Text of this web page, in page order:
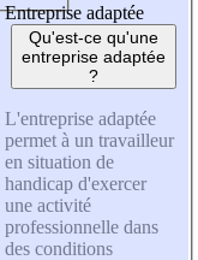
Entreprise adaptée
Qu'est-ce qu'une
entreprise adaptée
?
L'entreprise adaptée
permet à un travailleur
en situation de
handicap d'exercer
une activité
professionnelle dans
des conditions